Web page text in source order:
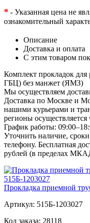
* - Указанная цена не
ознакомительный
Описание
Доставка и оплата
С этим товаром
Комплект прокладок
ГБЦ) без манжет (ЯМЗ)
Мы осуществляем
Доставка по Москве и
нашими курьерами и
регионы
График работы:
Уточнить наличие,
телефону. Бесплатная
рублей (в пределах
Прокладка приемной
Артикул: 515Б-1203027
Код заказа: 28118